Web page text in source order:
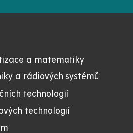
a matematiky
a rádiových systémů
technologií
technologií